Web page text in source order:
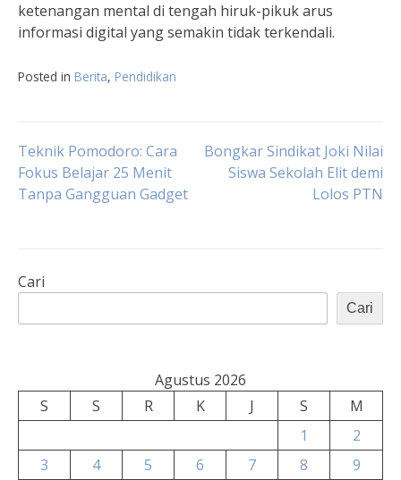
ketenangan mental di tengah hiruk-pikuk arus
informasi digital yang semakin tidak terkendali.
Posted in Berita, Pendidikan
Navigasi
pos
Teknik Pomodoro: Cara
Fokus Belajar 25 Menit
Tanpa Gangguan Gadget
Bongkar Sindikat Joki Nilai
Siswa Sekolah Elit demi
Lolos PTN
Cari
Cari
Agustus 2026
S
S R K J S
M
1
2
3
4 5 6 7 8
9